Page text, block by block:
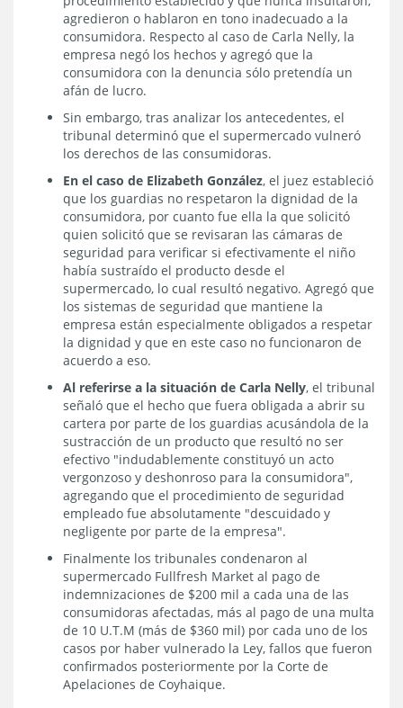
agredieron o hablaron en tono inadecuado a la
consumidora. Respecto al caso de Carla Nelly, la
empresa negó los hechos y agregó que la
consumidora con la denuncia sólo pretendía un
afán de lucro.
Sin embargo, tras analizar los antecedentes, el
tribunal determinó que el supermercado vulneró
los derechos de las consumidoras.
En el caso de Elizabeth González, el juez estableció
que los guardias no respetaron la dignidad de la
consumidora, por cuanto fue ella la que solicitó
quien solicitó que se revisaran las cámaras de
seguridad para verificar si efectivamente el niño
había sustraído el producto desde el
supermercado, lo cual resultó negativo. Agregó que
los sistemas de seguridad que mantiene la
empresa están especialmente obligados a respetar
la dignidad y que en este caso no funcionaron de
acuerdo a eso.
Al referirse a la situación de Carla Nelly, el tribunal
señaló que el hecho que fuera obligada a abrir su
cartera por parte de los guardias acusándola de la
sustracción de un producto que resultó no ser
efectivo "indudablemente constituyó un acto
vergonzoso y deshonroso para la consumidora",
agregando que el procedimiento de seguridad
empleado fue absolutamente "descuidado y
negligente por parte de la empresa".
Finalmente los tribunales condenaron al
supermercado Fullfresh Market al pago de
indemnizaciones de $200 mil a cada una de las
consumidoras afectadas, más al pago de una multa
de 10 U.T.M (más de $360 mil) por cada uno de los
casos por haber vulnerado la Ley, fallos que fueron
confirmados posteriormente por la Corte de
Apelaciones de Coyhaique.